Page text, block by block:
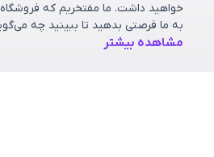
به ما فرصتی بدهید تا ببینید چه
مشاهده بیشتر